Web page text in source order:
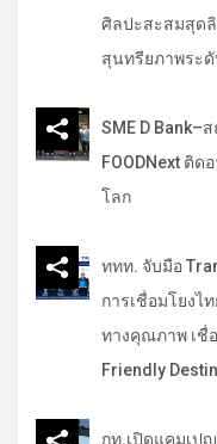
ศิลปะสะสมสุด
สุนทรียภาพระ
SME D Bank–
FOODNext ติด
โลก
ททท. จับมือ
การเชื่อมโยงไ
ทางคุณภาพ เชื่
Friendly
กท.เปิดแคมเป